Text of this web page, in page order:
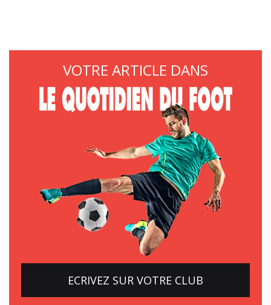
VOTRE ARTICLE DANS
ECRIVEZ SUR VOTRE CLUB